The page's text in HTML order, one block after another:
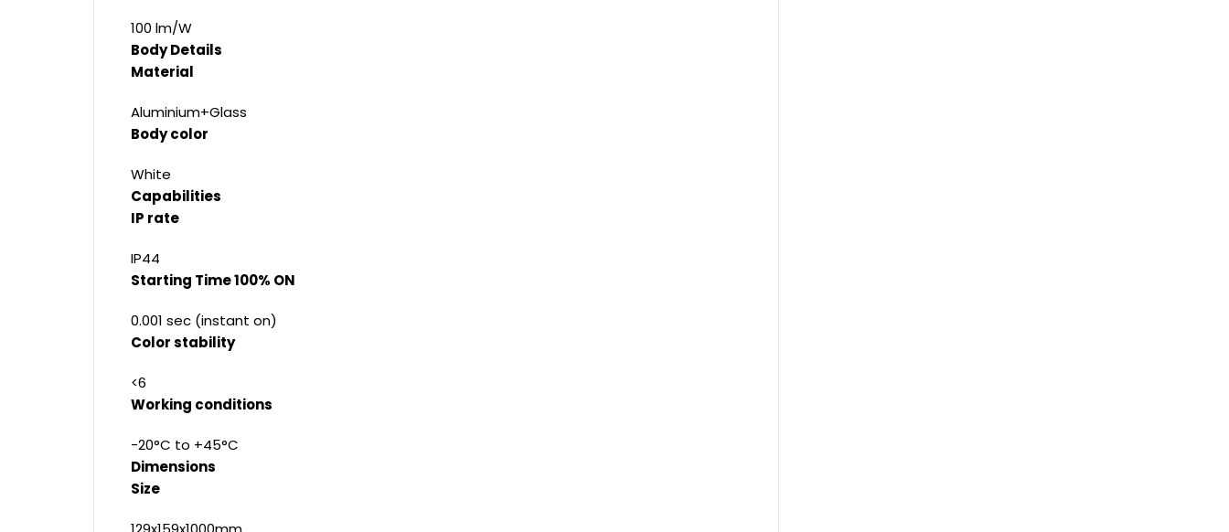
100 lm/W
Body Details
Material
Aluminium+Glass
Body color
White
Capabilities
IP rate
IP44
Starting Time 100% ON
0.001 sec (instant on)
Color stability
<6
Working conditions
-20°C to +45°C
Dimensions
Size